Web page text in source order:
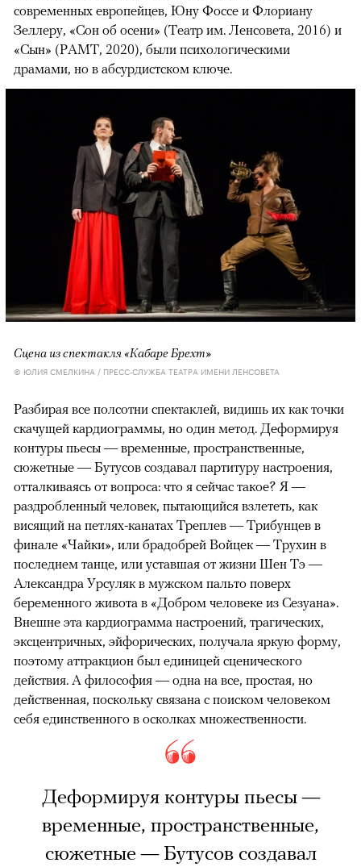
современных европейцев, Юну Фоссе и Флориану
Зеллеру, «Сон об осени» (Театр им. Ленсовета, 2016) и
«Сын» (РАМТ, 2020), были психологическими
драмами, но в абсурдистском ключе.
Сцена из спектакля «Кабаре Брехт»
© ЮЛИЯ СМЕЛКИНА / ПРЕСС-СЛУЖБА ТЕАТРА ИМЕНИ ЛЕНСОВЕТА
Разбирая все полсотни спектаклей, видишь их как точки
скачущей кардиограммы, но один метод. Деформируя
контуры пьесы — временные, пространственные,
сюжетные — Бутусов создавал партитуру настроения,
отталкиваясь от вопроса: что я сейчас такое? Я —
раздробленный человек, пытающийся взлететь, как
висящий на петлях-канатах Треплев — Трибунцев в
финале «Чайки», или брадобрей Войцек — Трухин в
последнем танце, или уставшая от жизни Шен Тэ —
Александра Урсуляк в мужском пальто поверх
беременного живота в «Добром человеке из Сезуана».
Внешне эта кардиограмма настроений, трагических,
эксцентричных, эйфорических, получала яркую форму,
поэтому аттракцион был единицей сценического
действия. А философия — одна на все, простая, но
действенная, поскольку связана с поиском человеком
себя единственного в осколках множественности.
Деформируя контуры пьесы —
временные, пространственные,
сюжетные — Бутусов создавал